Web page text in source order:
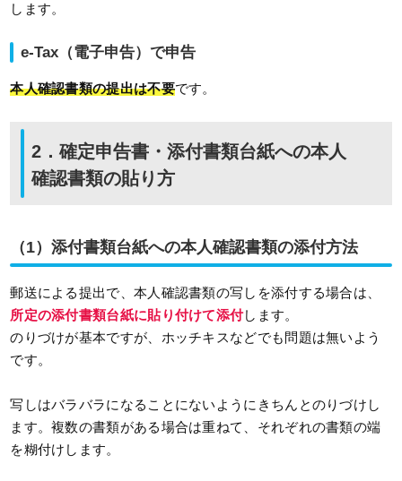
します。
e-Tax（電子申告）で申告
本人確認書類の提出は不要です。
2．確定申告書・添付書類台紙への本人
確認書類の貼り方
（1）添付書類台紙への本人確認書類の添付方法
郵送による提出で、本人確認書類の写しを添付する場合は、
所定の添付書類台紙に貼り付けて添付します。
のりづけが基本ですが、ホッチキスなどでも問題は無いよう
です。
写しはバラバラになることにないようにきちんとのりづけし
ます。複数の書類がある場合は重ねて、それぞれの書類の端
を糊付けします。